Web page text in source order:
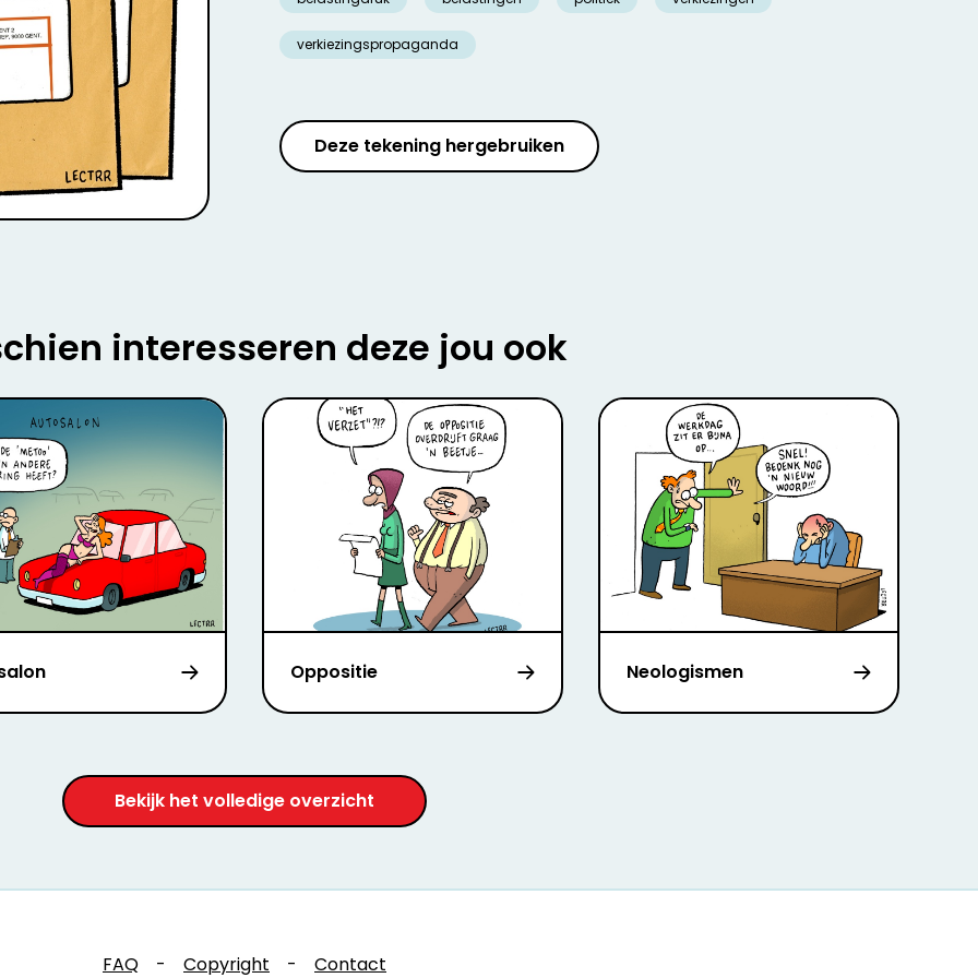
verkiezingspropaganda
Deze tekening hergebruiken
interesseren deze jou ook
Oppositie Neologismen
Bekijk het volledige overzicht
FAQ - Copyright - Contact